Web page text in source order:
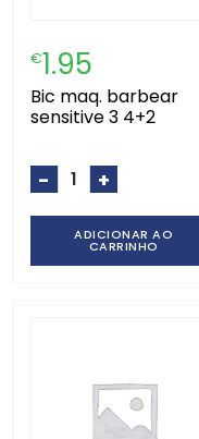
€1.95
bic maq. barbear
sensitive 3 4+2
- +
ADICIONAR AO
CARRINHO